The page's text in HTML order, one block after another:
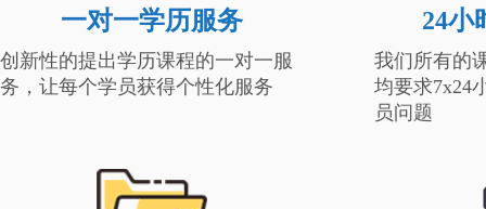
一对一学历服务
创新性的提出学历课程的一对一服
务，让每个学员获得个性化服务
24小
我们所有的
均要求7x24
员问题